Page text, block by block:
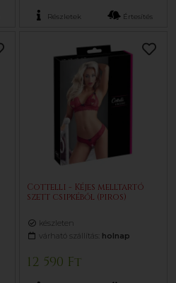
Részletek Értesítés
Cottelli - Kéjes melltartó
szett csipkéből (piros)
készleten
várható szállítás: holnap
12 590 Ft